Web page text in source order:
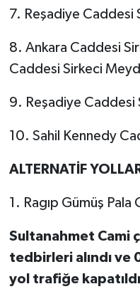
7. Reşadiye Caddesi
8. Ankara Caddesi
Caddesi Sirkeci
9. Reşadiye Caddesi
10. Sahil Kennedy
ALTERNATİF
1. Ragıp Gümüş Pala
Sultanahmet Cami
tedbirleri alındı
yol trafiğe